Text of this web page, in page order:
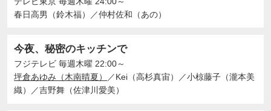
春日高男（鈴木福）
／仲村佐和（あの）
今夜、秘密のキッチンで
フジテレビ 毎週木曜 22:00～
坪倉あゆみ（木南晴夏）
／Kei（高杉真宙） ／小椋藤子（瀧本美
織）
／吉野舞（佐津川愛美）